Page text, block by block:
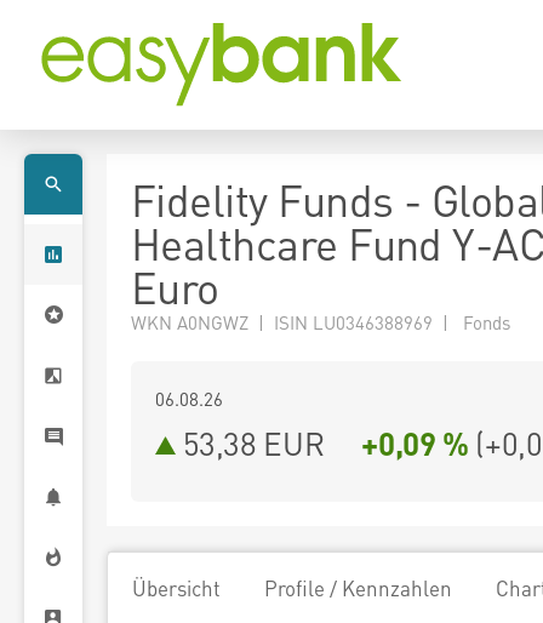
Fidelity Funds -
Healthcare Fund Y-
Euro
WKN A0NGWZ | ISIN LU0346388969 | Fonds
06.08.26
53,38 EUR +0,09 % (
Übersicht Profile / Kennzahlen